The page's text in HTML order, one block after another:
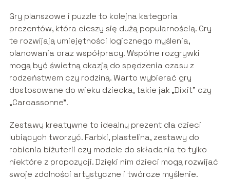
Gry planszowe i puzzle to kolejna kategoria
prezentów, która cieszy się dużą popularnością. Gry
te rozwijają umiejętności logicznego myślenia,
planowania oraz współpracy. Wspólne rozgrywki
mogą być świetną okazją do spędzenia czasu z
rodzeństwem czy rodziną. Warto wybierać gry
dostosowane do wieku dziecka, takie jak „Dixit” czy
„Carcassonne”.
Zestawy kreatywne to idealny prezent dla dzieci
lubiących tworzyć. Farbki, plastelina, zestawy do
robienia biżuterii czy modele do składania to tylko
niektóre z propozycji. Dzięki nim dzieci mogą rozwijać
swoje zdolności artystyczne i twórcze myślenie.